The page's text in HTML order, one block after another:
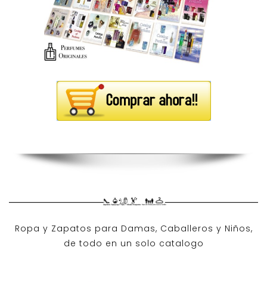
Ropa y Zapatos para Damas, Caballeros y Niños,
de todo en un solo catalogo